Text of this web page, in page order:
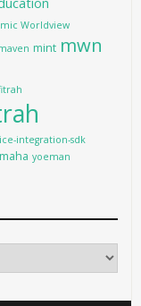
Worldview
mint mwn
integration-sdk
yoeman